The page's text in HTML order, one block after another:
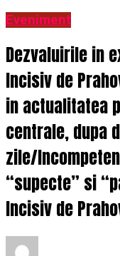
Eveniment
Dezvaluirile in
Incisiv de
in actualitatea
centrale, dupa
zile/
“supecte” si
Incisiv de